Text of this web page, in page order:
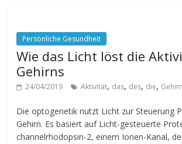
Persönliche Gesundheit
Wie das Licht löst die
Gehirns
24/04/2019 Aktivität, das, des, die,
Die optogenetik nutzt Licht zur Steuerung
Gehirn. Es basiert auf Licht-gesteuerte
channelrhodopsin-2, einem Ionen-Kanal,